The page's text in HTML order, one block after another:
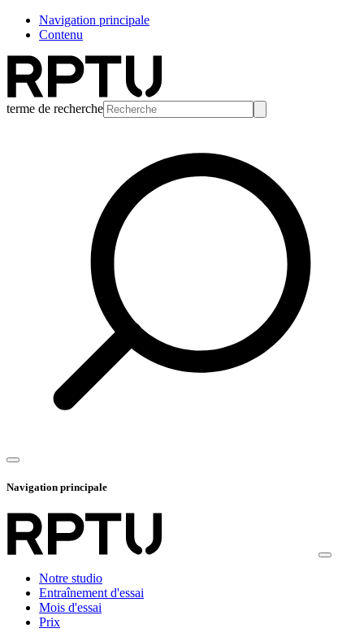
Navigation principale
Contenu
terme de recherche
Navigation principale
Notre studio
Entraînement d'essai
Mois d'essai
Prix